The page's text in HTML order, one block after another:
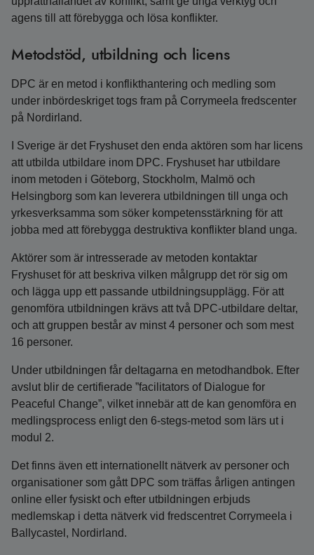
agens till att förebygga och lösa konflikter.
Metodstöd, utbildning och licens
DPC är en metod i konflikthantering och medling som
under inbördeskriget togs fram på Corrymeela fredscenter
på Nordirland.
I Sverige är det Fryshuset den enda aktören som har licens
att utbilda utbildare inom DPC. Fryshuset har utbildare
inom metoden i Göteborg, Stockholm, Malmö och
Helsingborg som kan leverera utbildningen till unga och
yrkesverksamma som söker kompetensstärkning för att
jobba med att förebygga destruktiva konflikter bland unga.
Aktörer som är intresserade av metoden kontaktar
Fryshuset för att beskriva vilken målgrupp det rör sig om
och lägga upp ett passande utbildningsupplägg. För att
genomföra utbildningen krävs att två DPC-utbildare deltar,
och att gruppen består av minst 4 personer och som mest
16 personer.
Under utbildningen får deltagarna en metodhandbok. Efter
avslut blir de certifierade ”facilitators of Dialogue for
Peaceful Change”, vilket innebär att de kan genomföra en
medlingsprocess enligt den 6-stegs-metod som lärs ut i
modul 2.
Det finns även ett internationellt nätverk av personer och
organisationer som gått DPC som träffas årligen antingen
online eller fysiskt och efter utbildningen erbjuds
medlemskap i detta nätverk vid fredscentret Corrymeela i
Ballycastel, Nordirland.